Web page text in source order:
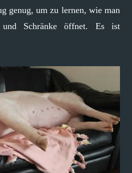
genug, um zu lernen, wie man
und Schränke öffnet. Es ist